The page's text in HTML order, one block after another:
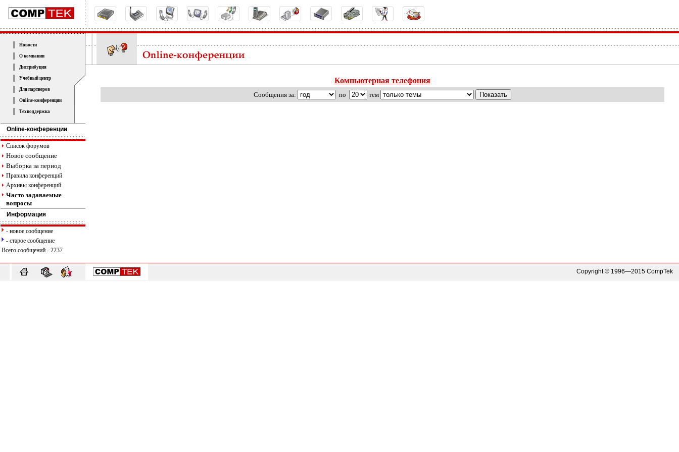
Новости
О компании
Дистрибуция
Учебный центр
Для партнеров
Online-конференции
Техподдержка
Online-конференции
Список форумов
Новое сообщение
Выборка за период
Правила конференций
Архивы конференций
Часто задаваемые
вопросы
Информация
- новое сообщение
- старое сообщение
Всего сообщений - 2237
Компьютерная телефония
Cообщения за: по тем
Copyright © 1996—2015 CompTek